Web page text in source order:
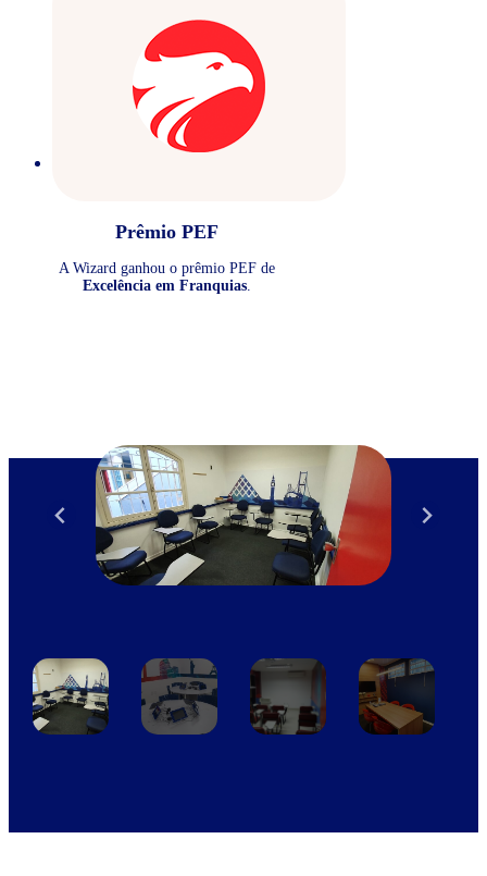
Prêmio PEF
A Wizard ganhou o prêmio PEF de
Excelência em Franquias.